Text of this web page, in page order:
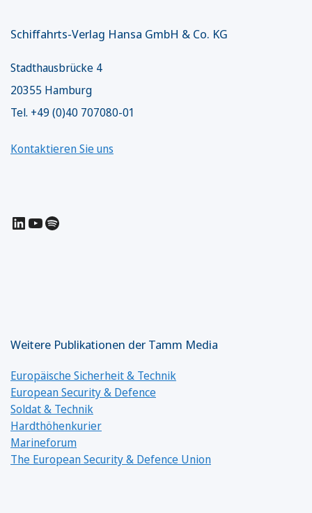
Schiffahrts-Verlag Hansa GmbH & Co. KG
Stadthausbrücke 4
20355 Hamburg
Tel. +49 (0)40 707080-01
Kontaktieren Sie uns
LinkedIn
YouTube
Spotify
Weitere Publikationen der Tamm Media
Europäische Sicherheit & Technik
European Security & Defence
Soldat & Technik
Hardthöhenkurier
Marineforum
The European Security & Defence Union